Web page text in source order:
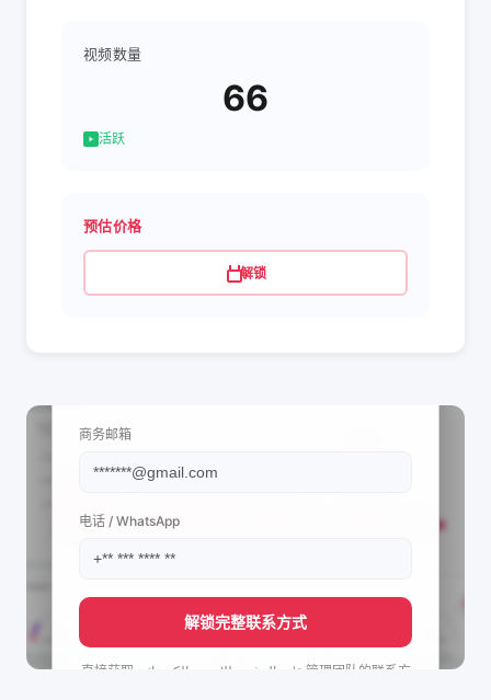
视频数量
66
活跃
预估价格
解锁
商务邮箱
电话 / WhatsApp
解锁完整联系方式
直接获取 جمال غنيم للاجهزة الكهربائية's 管理团队的联系方